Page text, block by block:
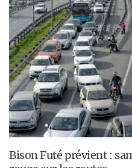
Bison Futé prévient :